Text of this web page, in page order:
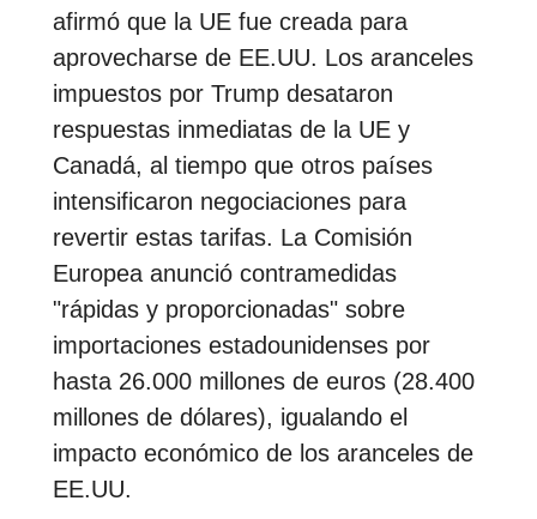
afirmó que la UE fue creada para
aprovecharse de EE.UU. Los aranceles
impuestos por Trump desataron
respuestas inmediatas de la UE y
Canadá, al tiempo que otros países
intensificaron negociaciones para
revertir estas tarifas. La Comisión
Europea anunció contramedidas
"rápidas y proporcionadas" sobre
importaciones estadounidenses por
hasta 26.000 millones de euros (28.400
millones de dólares), igualando el
impacto económico de los aranceles de
EE.UU.